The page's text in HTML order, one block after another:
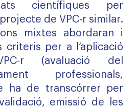
científiques per
de VPC-r similar.
mixtes abordaran i
criteris per a l’aplicació
r (avaluació del
professionals,
ha de transcórrer per
emissió de les